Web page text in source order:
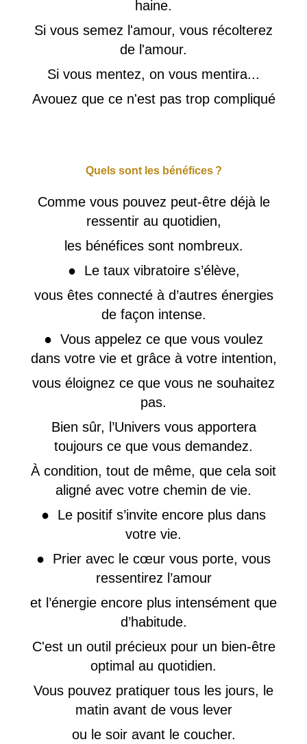
haine.
Si vous semez l'amour, vous récolterez
de l'amour.
Si vous mentez, on vous mentira...
Avouez que ce n'est pas trop compliqué
Quels sont les bénéfices ?
Comme vous pouvez peut-être déjà le
ressentir au quotidien,
les bénéfices sont nombreux.
● Le taux vibratoire s’élève,
vous êtes connecté à d’autres énergies
de façon intense.
● Vous appelez ce que vous voulez
dans votre vie et grâce à votre intention,
vous éloignez ce que vous ne souhaitez
pas.
Bien sûr, l’Univers vous apportera
toujours ce que vous demandez.
À condition, tout de même, que cela soit
aligné avec votre chemin de vie.
● Le positif s’invite encore plus dans
votre vie.
● Prier avec le cœur vous porte, vous
ressentirez l’amour
et l’énergie encore plus intensément que
d’habitude.
C'est un outil précieux pour un bien-être
optimal au quotidien.
Vous pouvez pratiquer tous les jours, le
matin avant de vous lever
ou le soir avant le coucher.